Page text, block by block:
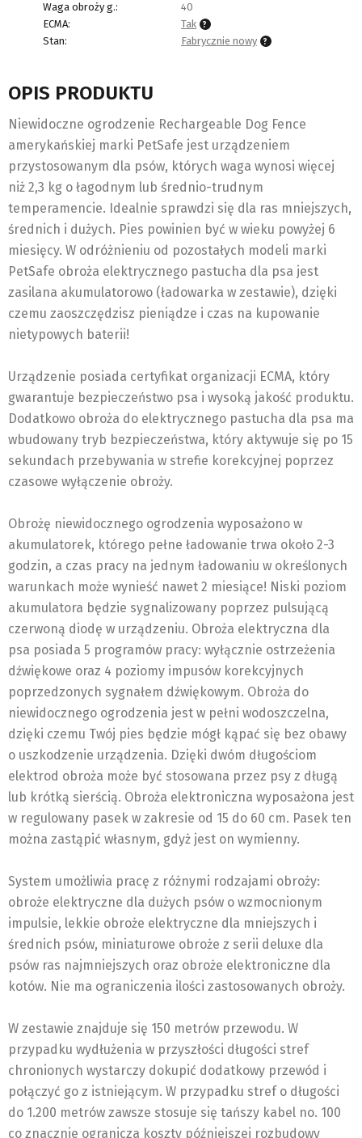
Waga obroży g.:
40
ECMA:
Tak
Stan:
Fabrycznie nowy
OPIS PRODUKTU
Niewidoczne ogrodzenie Rechargeable Dog Fence
amerykańskiej marki PetSafe jest urządzeniem
przystosowanym dla psów, których waga wynosi więcej
niż 2,3 kg o łagodnym lub średnio-trudnym
temperamencie. Idealnie sprawdzi się dla ras mniejszych,
średnich i dużych. Pies powinien być w wieku powyżej 6
miesięcy. W odróżnieniu od pozostałych modeli marki
PetSafe obroża elektrycznego pastucha dla psa jest
zasilana akumulatorowo (ładowarka w zestawie), dzięki
czemu zaoszczędzisz pieniądze i czas na kupowanie
nietypowych baterii!
Urządzenie posiada certyfikat organizacji ECMA, który
gwarantuje bezpieczeństwo psa i wysoką jakość produktu.
Dodatkowo obroża do elektrycznego pastucha dla psa ma
wbudowany tryb bezpieczeństwa, który aktywuje się po 15
sekundach przebywania w strefie korekcyjnej poprzez
czasowe wyłączenie obroży.
Obrożę niewidocznego ogrodzenia wyposażono w
akumulatorek, którego pełne ładowanie trwa około 2-3
godzin, a czas pracy na jednym ładowaniu w określonych
warunkach może wynieść nawet 2 miesiące! Niski poziom
akumulatora będzie sygnalizowany poprzez pulsującą
czerwoną diodę w urządzeniu. Obroża elektryczna dla
psa posiada 5 programów pracy: wyłącznie ostrzeżenia
dźwiękowe oraz 4 poziomy impusów korekcyjnych
poprzedzonych sygnałem dźwiękowym. Obroża do
niewidocznego ogrodzenia jest w pełni wodoszczelna,
dzięki czemu Twój pies będzie mógł kąpać się bez obawy
o uszkodzenie urządzenia. Dzięki dwóm długościom
elektrod obroża może być stosowana przez psy z długą
lub krótką sierścią. Obroża elektroniczna wyposażona jest
w regulowany pasek w zakresie od 15 do 60 cm. Pasek ten
można zastąpić własnym, gdyż jest on wymienny.
System umożliwia pracę z różnymi rodzajami obroży:
obroże elektryczne dla dużych psów o wzmocnionym
impulsie, lekkie obroże elektryczne dla mniejszych i
średnich psów, miniaturowe obroże z serii deluxe dla
psów ras najmniejszych oraz obroże elektroniczne dla
kotów. Nie ma ograniczenia ilości zastosowanych obroży.
W zestawie znajduje się 150 metrów przewodu. W
przypadku wydłużenia w przyszłości długości stref
chronionych wystarczy dokupić dodatkowy przewód i
połączyć go z istniejącym. W przypadku stref o długości
do 1.200 metrów zawsze stosuje się tańszy kabel no. 100
co znacznie ogranicza koszty późniejszej rozbudowy